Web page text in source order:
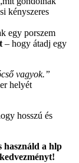
kényszeres
egy porszem
– hogy átadj egy
vagyok.”
helyét
hosszú és
használd a hlp